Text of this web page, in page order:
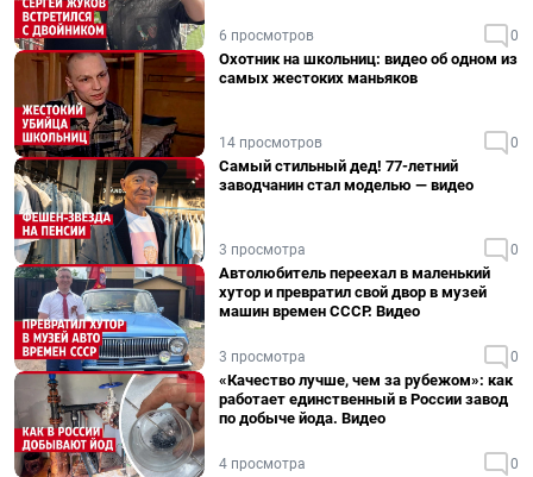
6 просмотров 0
Охотник на школьниц: видео об одном из
самых жестоких маньяков
14 просмотров 0
Самый стильный дед! 77-летний
заводчанин стал моделью — видео
3 просмотра 0
Автолюбитель переехал в маленький
хутор и превратил свой двор в музей
машин времен СССР. Видео
3 просмотра 0
«Качество лучше, чем за рубежом»: как
работает единственный в России завод
по добыче йода. Видео
4 просмотра 0